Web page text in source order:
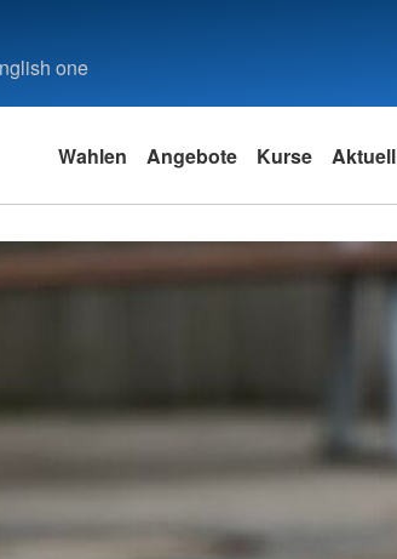
one
Wahlen Angebote Kurse Aktuell